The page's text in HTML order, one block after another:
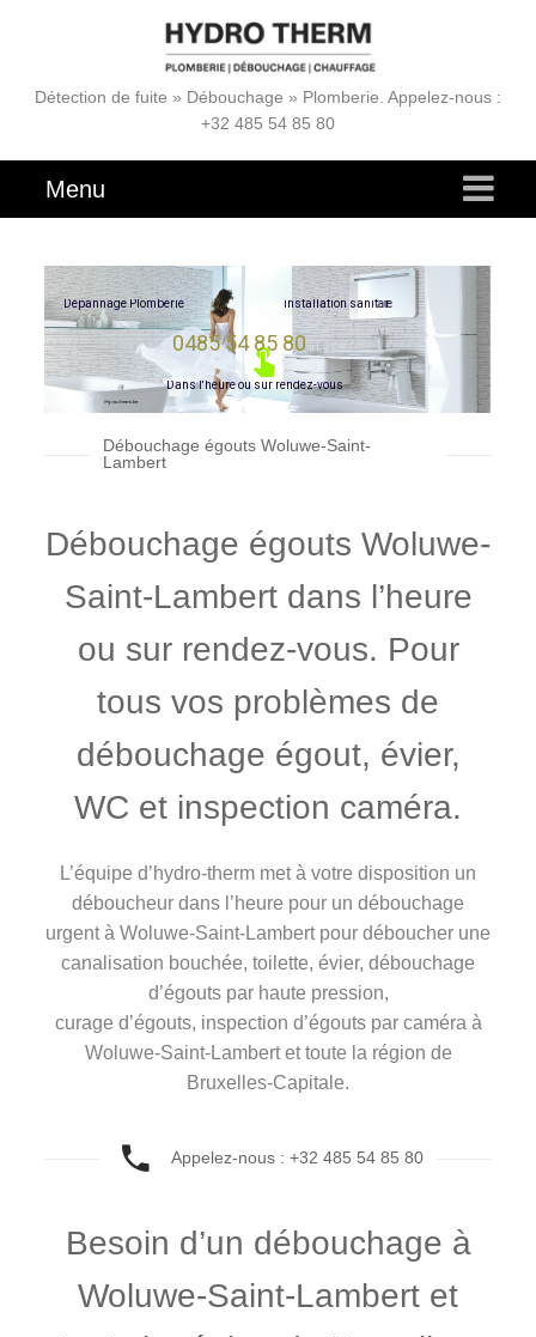
Détection de fuite » Débouchage » Plomberie. Appelez-nous :
+32 485 54 85 80
Menu
Dépannage Plomberie
0485 54 85 80
installation sanitair
Dansl'heureousur rendez-vous
Débouchage égouts Woluwe-Saint-
Lambert
Débouchage égouts Woluwe-
Saint-Lambert dans l’heure
ou sur rendez-vous. Pour
tous vos problèmes de
débouchage égout, évier,
WC et inspection caméra.
L’équipe d’hydro-therm met à votre disposition un
déboucheur dans l’heure pour un débouchage
urgent à Woluwe-Saint-Lambert pour déboucher une
canalisation bouchée, toilette, évier, débouchage
d’égouts par haute pression,
curage d’égouts, inspection d’égouts par caméra à
Woluwe-Saint-Lambert et toute la région de
Bruxelles-Capitale.
Appelez-nous : +32 485 54 85 80
Besoin d’un débouchage à
Woluwe-Saint-Lambert et